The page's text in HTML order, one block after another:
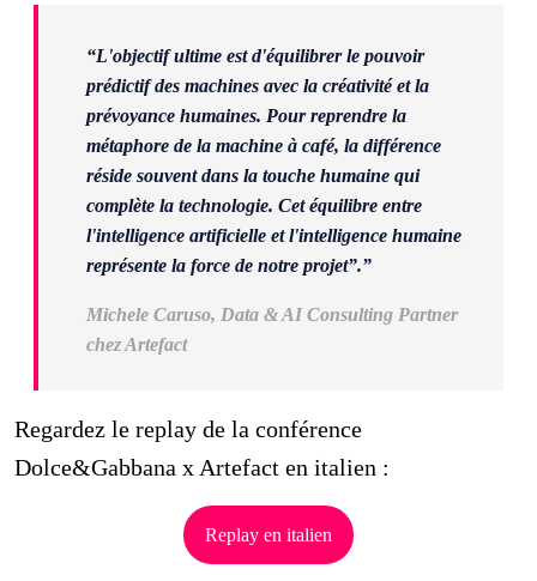
“L'objectif ultime est d'équilibrer le pouvoir
prédictif des machines avec la créativité et la
prévoyance humaines. Pour reprendre la
métaphore de la machine à café, la différence
réside souvent dans la touche humaine qui
complète la technologie. Cet équilibre entre
l'intelligence artificielle et l'intelligence humaine
représente la force de notre projet”.”
Michele Caruso, Data & AI Consulting Partner
chez Artefact
Regardez le replay de la conférence
Dolce&Gabbana x Artefact en italien :
Replay en italien